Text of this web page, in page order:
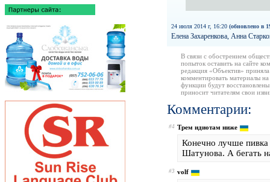
24 июля 2014 г, 16:20 (обновлено в
Елена Захаренкова, Анна
В связи с обострением
попыток оставить на сайте
редакция «Объектив»
комментировать материалы
функции будут
приносит читателям свои
Комментарии:
#4 Трем идиотам ниже
Конечно лучше
Шатунова. А бегать
#3 volf